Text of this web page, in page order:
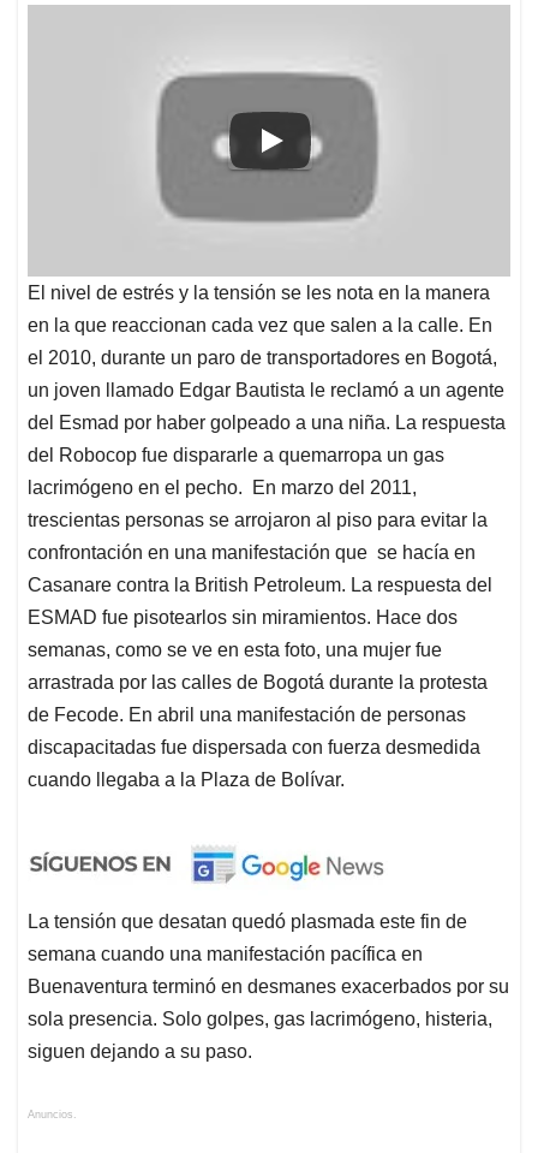
El nivel de estrés y la tensión se les nota en la manera
en la que reaccionan cada vez que salen a la calle. En
el 2010, durante un paro de transportadores en Bogotá,
un joven llamado Edgar Bautista le reclamó a un agente
del Esmad por haber golpeado a una niña. La respuesta
del Robocop fue dispararle a quemarropa un gas
lacrimógeno en el pecho. En marzo del 2011,
trescientas personas se arrojaron al piso para evitar la
confrontación en una manifestación que se hacía en
Casanare contra la British Petroleum. La respuesta del
ESMAD fue pisotearlos sin miramientos. Hace dos
semanas, como se ve en esta foto, una mujer fue
arrastrada por las calles de Bogotá durante la protesta
de Fecode. En abril una manifestación de personas
discapacitadas fue dispersada con fuerza desmedida
cuando llegaba a la Plaza de Bolívar.
La tensión que desatan quedó plasmada este fin de
semana cuando una manifestación pacífica en
Buenaventura terminó en desmanes exacerbados por su
sola presencia. Solo golpes, gas lacrimógeno, histeria,
siguen dejando a su paso.
Anuncios.